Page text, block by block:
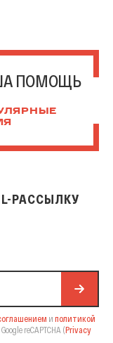
ПОМОЩЬ
РАССЫЛКУ
и политикой
reCAPTCHA (Privacy